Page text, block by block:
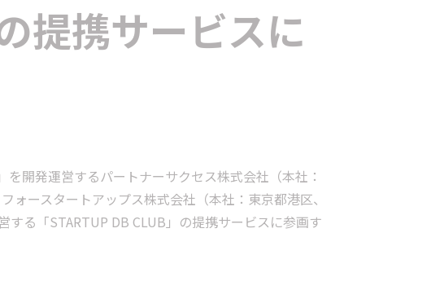
提携サービスに
開発運営するパートナーサクセス株式会社（本社：
ースタートアップス株式会社（本社：東京都港区、
る「STARTUP DB CLUB」の提携サービスに参画す